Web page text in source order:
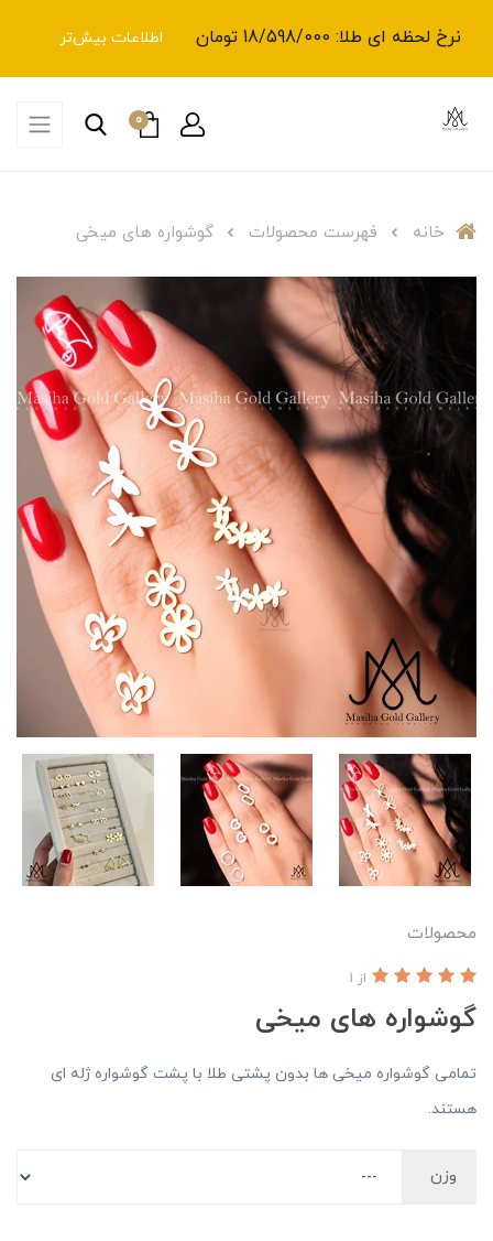
نرخ لحظه ای طلا: 18/598/000 تومان اطلاعات بیش‌تر
0
خانه فهرست محصولات گوشواره های میخی
محصولات
گوشواره های میخی
از 1
تمامی گوشواره میخی ها بدون پشتی طلا با پشت گوشواره ژله ای
هستند.
وزن